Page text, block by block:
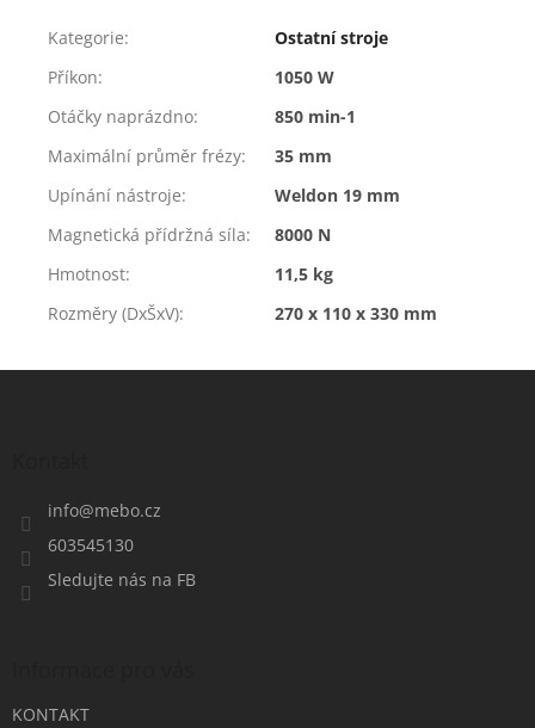
Kategorie:
Ostatní stroje
Příkon:
1050 W
Otáčky naprázdno:
850 min-1
Maximální průměr frézy:
35 mm
Upínání nástroje:
Weldon 19 mm
Magnetická přídržná síla:
8000 N
Hmotnost:
11,5 kg
Rozměry (DxŠxV): 270 x 110 x 330 mm
info@mebo.cz
603545130
Sledujte nás na FB
KONTAKT